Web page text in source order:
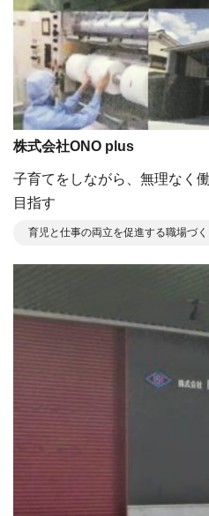
株式会社ONO plus
子育てをしながら、無理なく
目指す
育児と仕事の両立を促進する職場づく